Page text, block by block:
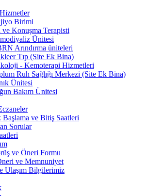
Birimi
Konuşma Terapisti
Ünitesi
Arındırma üniteleri
Tıp (Site Ek Bina)
- Kemoterapi Hizmetleri
Ruh Sağlığı Merkezi (Site Ek Bina)
Ünitesi
Bakım Ünitesi
ve Bitiş Saatleri
Sorular
ve Öneri Formu
ve Memnuniyet
Ulaşım Bilgilerimiz